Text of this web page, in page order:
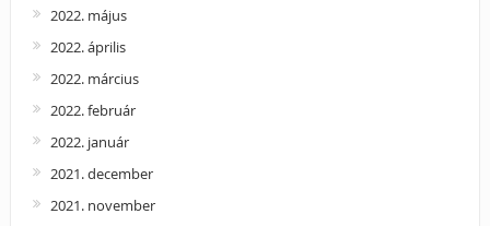
2022. május
2022. április
2022. március
2022. február
2022. január
2021. december
2021. november